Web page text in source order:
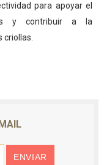
para apoyar el
y contribuir a la
criollas.